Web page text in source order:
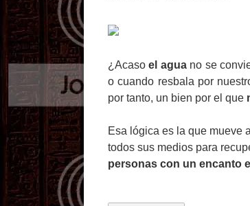
¿Acaso el agua no se
o cuando resbala por
por tanto, un bien por el que
Esa lógica es la que mueve
todos sus medios para
personas con un encanto